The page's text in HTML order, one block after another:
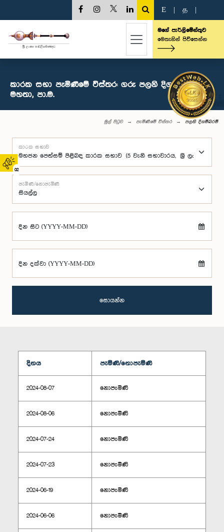
02
E த
මගේ පාර්ලිමේන්තුව
මෙතැනින් පිවිසෙන්න
කාරක සභා පැමිණීමේ විස්තර: ගරු පලනි දිගම්බරම්
මහතා, පා.ම.
මුල් පිටුව පැමිණීමේ විස්තර පලනි දිගම්බරම්
කාරක සභාව
පැමිණි/නොපැමිණි
දින සිට (YYYY-MM-DD)
දින දක්වා (YYYY-MM-DD)
සොයන්න
දිනය පැමිණි/නොපැමිණි
2024-08-07 නොපැමිණි
2024-08-06 නොපැමිණි
2024-07-24 නොපැමිණි
2024-07-23 නොපැමිණි
2024-06-19 නොපැමිණි
2024-06-06 නොපැමිණි